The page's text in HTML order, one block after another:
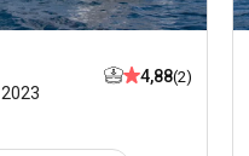
2023
4,88(2)